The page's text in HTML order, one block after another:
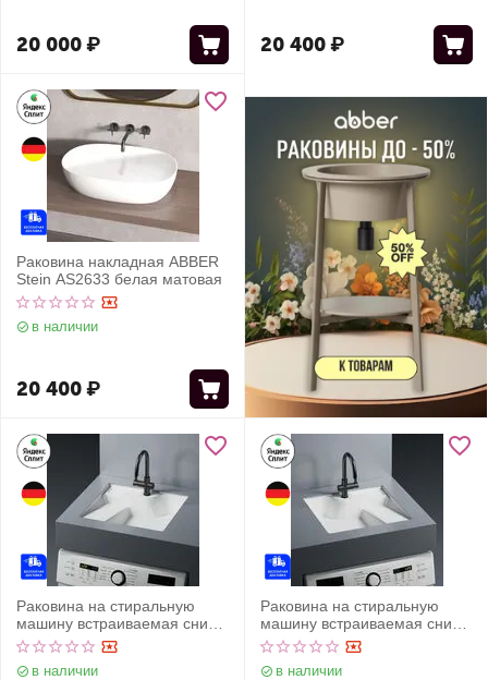
20 000₽ 20 400₽
Раковина накладная ABBER
Stein AS2633 белая матовая
в наличии
20 400₽
Раковина на стиральную
машину встраиваемая снизу
ABBER Rechteck AC2224L
белая
в наличии
Раковина на стиральную
машину встраиваемая снизу
ABBER Rechteck AC2224R
белая
в наличии